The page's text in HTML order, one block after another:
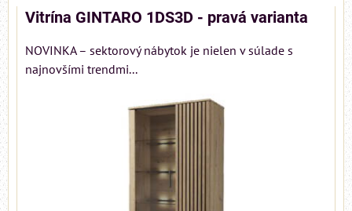
Vitrína GINTARO 1DS3D - pravá varianta
NOVINKA – sektorový nábytok je nielen v súlade s
najnovšími trendmi...